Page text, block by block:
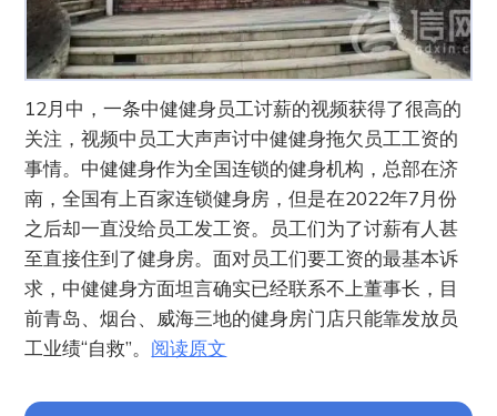
12月中，一条中健健身员工讨薪的视频获得了很高的
关注，视频中员工大声声讨中健健身拖欠员工工资的
事情。中健健身作为全国连锁的健身机构，总部在济
南，全国有上百家连锁健身房，但是在2022年7月份
之后却一直没给员工发工资。员工们为了讨薪有人甚
至直接住到了健身房。面对员工们要工资的最基本诉
求，中健健身方面坦言确实已经联系不上董事长，目
前青岛、烟台、威海三地的健身房门店只能靠发放员
工业绩“自救”。 阅读原文